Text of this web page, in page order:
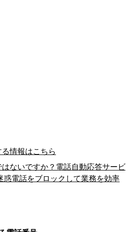
情報はこちら
ないですか？電話自動応答サービ
惑電話をブロックして業務を効率